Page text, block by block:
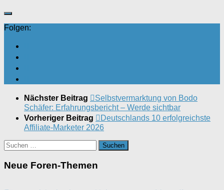
Folgen:
Nächster Beitrag
Selbstvermarktung von Bodo
Schäfer: Erfahrungsbericht – Werde sichtbar
Vorheriger Beitrag
Deutschlands 10 erfolgreichste
Affiliate-Marketer 2026
Suchen
nach:
Neue Foren-Themen